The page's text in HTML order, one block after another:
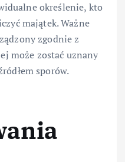
określenie, kto
majątek. Ważne
zgodnie z
może zostać uznany
sporów.